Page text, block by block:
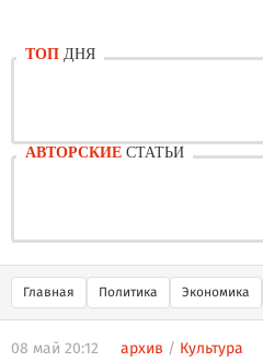
ТОП ДНЯ
АВТОРСКИЕ СТАТЬИ
Главная Политика Экономика
08 май 20:12 архив / Культура